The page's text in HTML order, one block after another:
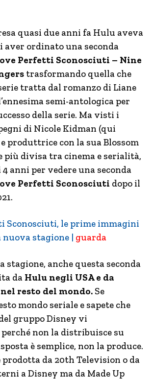
quasi due anni fa Hulu aveva
aver ordinato una seconda
Perfetti Sconosciuti – Nine
trasformando quella che
tratta dal romanzo di Liane
semi-antologica per
della serie. Ma visti i
di Nicole Kidman (qui
produttrice con la sua Blossom
più divisa tra cinema e serialità,
anni per vedere una seconda
Perfetti Sconosciuti dopo il
Sconosciuti, le prime immagini
nuova stagione | guarda
stagione, anche questa seconda
da Hulu negli USA e da
resto del mondo. Se
mondo seriale e sapete che
gruppo Disney vi
non la distribuisce su
è semplice, non la produce.
prodotta da 20th Television o da
a Disney ma da Made Up